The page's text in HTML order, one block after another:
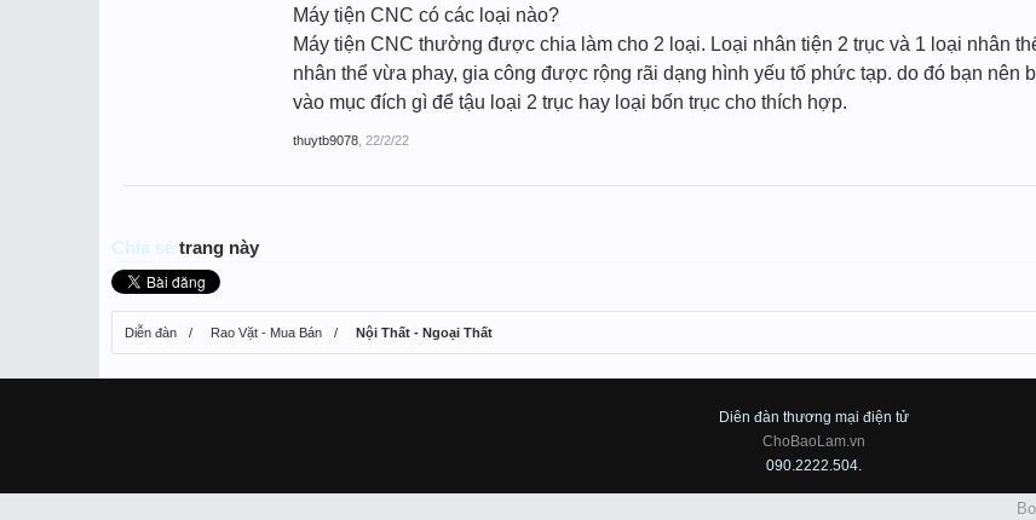
Máy tiện CNC có các loại nào?
Máy tiện CNC thường được chia làm cho 2 loại. Loại nhân tiện 2 trục và 1 loại nhân
nhân thể vừa phay, gia công được rộng rãi dạng hình yếu tố phức tạp. do đó bạn nên
vào mục đích gì để tậu loại 2 trục hay loại bốn trục cho thích hợp.
thuytb9078 22/2/22
Chia sẻ trang này
Diễn đàn Rao Vặt - Mua Bán Nội Thất - Ngoại Thất
Diên đàn thương mại điện tử
ChoBaoLam.vn
090.2222.504.